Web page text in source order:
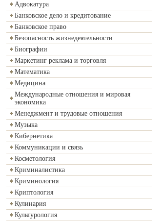
Адвокатура
Банковское дело и кредитование
Банковское право
Безопасность жизнедеятельности
Биографии
Маркетинг реклама и торговля
Математика
Медицина
Международные отношения и мировая
экономика
Менеджмент и трудовые отношения
Музыка
Кибернетика
Коммуникации и связь
Косметология
Криминалистика
Криминология
Криптология
Кулинария
Культурология